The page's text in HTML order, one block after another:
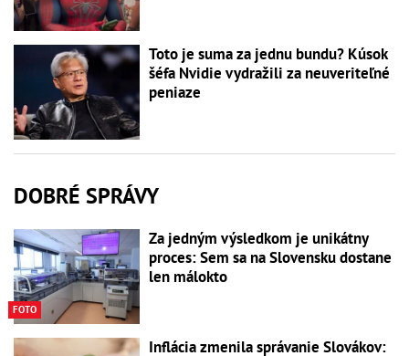
Toto je suma za jednu bundu? Kúsok
šéfa Nvidie vydražili za neuveriteľné
peniaze
DOBRÉ SPRÁVY
FOTO
Za jedným výsledkom je unikátny
proces: Sem sa na Slovensku dostane
len málokto
Inflácia zmenila správanie Slovákov: